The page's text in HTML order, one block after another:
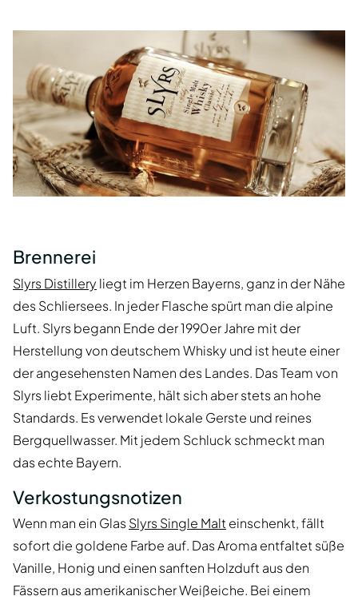
Brennerei
Slyrs Distillery liegt im Herzen Bayerns, ganz in der Nähe
des Schliersees. In jeder Flasche spürt man die alpine
Luft. Slyrs begann Ende der 1990er Jahre mit der
Herstellung von deutschem Whisky und ist heute einer
der angesehensten Namen des Landes. Das Team von
Slyrs liebt Experimente, hält sich aber stets an hohe
Standards. Es verwendet lokale Gerste und reines
Bergquellwasser. Mit jedem Schluck schmeckt man
das echte Bayern.
Verkostungsnotizen
Wenn man ein GlasSlyrs Single Malt einschenkt, fällt
sofort die goldene Farbe auf. Das Aroma entfaltet süße
Vanille, Honig und einen sanften Holzduft aus den
Fässern aus amerikanischer Weißeiche. Bei einem